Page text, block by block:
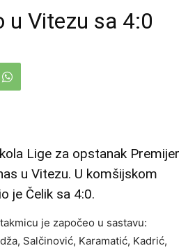
u Vitezu sa 4:0
Lige za opstanak Premijer
u Vitezu. U komšijskom
je Čelik sa 4:0.
je započeo u sastavu:
Salčinović, Karamatić, Kadrić,